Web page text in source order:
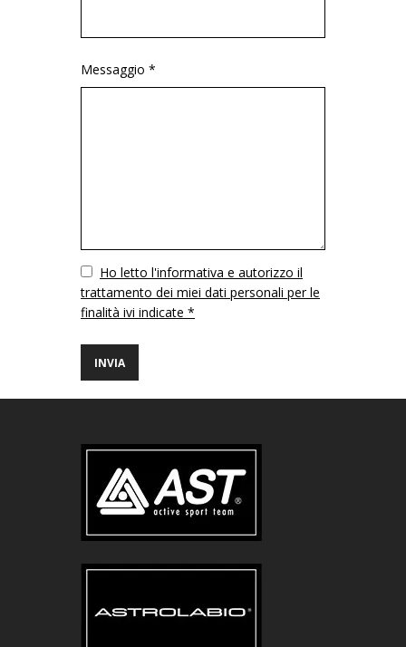
Messaggio *
VuotoHo letto l'informativa e autorizzo il
trattamento dei miei dati personali per le
finalità ivi indicate *